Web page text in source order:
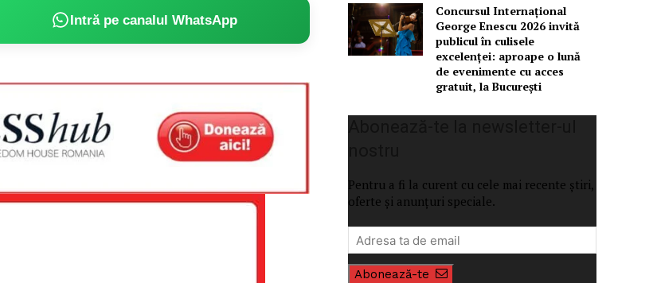
Intră pe canalul WhatsApp
Concursul Internațional
George Enescu 2026 invită
publicul în culisele
excelenței: aproape o lună
de evenimente cu acces
gratuit, la București
Pentru a fi la curent cu cele mai recente știri,
oferte și anunțuri speciale.
Abonează-te